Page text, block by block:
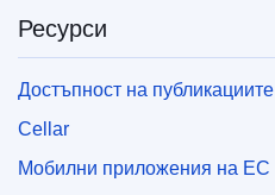
Ресурси
Достъпност на публикациите
Cellar
Мобилни приложения на ЕС